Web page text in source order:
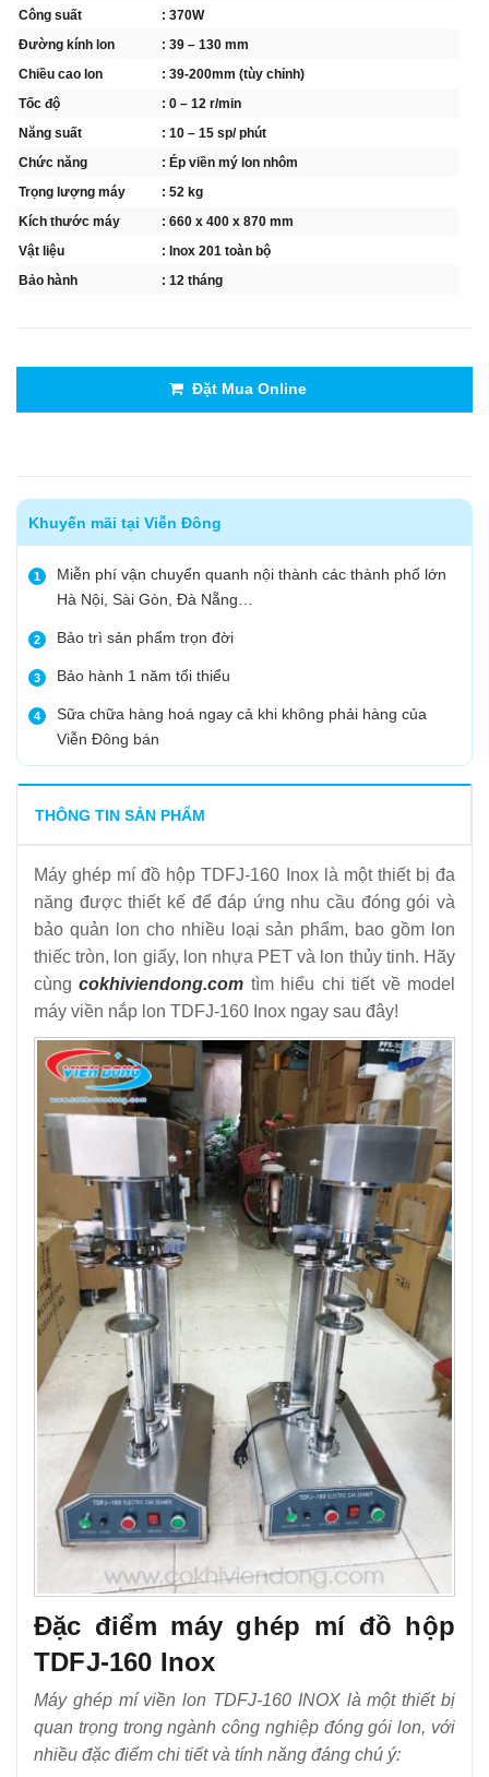
Công suất
: 370W
Đường kính lon
: 39 – 130 mm
Chiều cao lon
: 39-200mm (tùy chỉnh)
Tốc độ
: 0 – 12 r/min
Năng suất
: 10 – 15 sp/ phút
Chức năng
: Ép viền mý lon nhôm
Trọng lượng máy
: 52 kg
Kích thước máy
: 660 x 400 x 870 mm
Vật liệu
: Inox 201 toàn bộ
Bảo hành
: 12 tháng
Đặt Mua Online
Khuyến mãi tại Viễn Đông
1
Miễn phí vận chuyển quanh nội thành các thành phố lớn
Hà Nội, Sài Gòn, Đà Nẵng…
2 Bảo trì sản phẩm trọn đời
3 Bảo hành 1 năm tối thiểu
4
Sữa chữa hàng hoá ngay cả khi không phải hàng của
Viễn Đông bán
THÔNG TIN SẢN PHẨM
Máy ghép mí đồ hộp TDFJ-160 Inox là một thiết bị đa
năng được thiết kế để đáp ứng nhu cầu đóng gói và
bảo quản lon cho nhiều loại sản phẩm, bao gồm lon
thiếc tròn, lon giấy, lon nhựa PET và lon thủy tinh. Hãy
cùngcokhiviendong.com tìm hiểu chi tiết về model
máy viền nắp lon TDFJ-160 Inox ngay sau đây!
Đặc điểm máy ghép mí đồ hộp
TDFJ-160 Inox
Máy ghép mí viền lon TDFJ-160 INOX là một thiết bị
quan trọng trong ngành công nghiệp đóng gói lon, với
nhiều đặc điểm chi tiết và tính năng đáng chú ý: